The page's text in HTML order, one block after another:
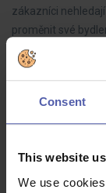
Consent
This website
We use
zákazníci
proměnit své
tak…
HOFMANN
70 - 85 000